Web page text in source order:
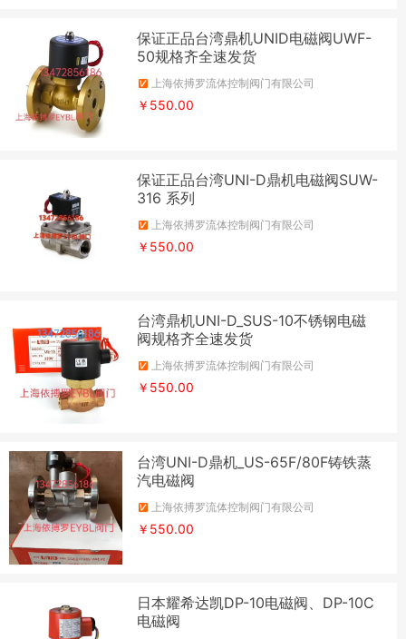
保证正品台湾鼎机UNID电磁阀UWF-
50规格齐全速发货
上海依搏罗流体控制阀门有限公司
￥550.00
保证正品台湾UNI-D鼎机电磁阀SUW-
316 系列
上海依搏罗流体控制阀门有限公司
￥550.00
台湾鼎机UNI-D_SUS-10不锈钢电磁
阀规格齐全速发货
上海依搏罗流体控制阀门有限公司
￥550.00
台湾UNI-D鼎机_US-65F/80F铸铁蒸
汽电磁阀
上海依搏罗流体控制阀门有限公司
￥550.00
日本耀希达凯DP-10电磁阀、DP-10C
电磁阀